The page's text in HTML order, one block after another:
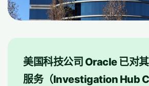
美国科技公司 Oracle 已对
服务（Investigation Hub